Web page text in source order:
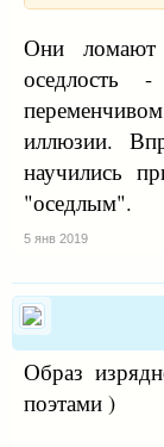
Они ломают
оседлость
иллюзии.
научились
"оседлым".
5 янв 2019
Образ
поэтами )